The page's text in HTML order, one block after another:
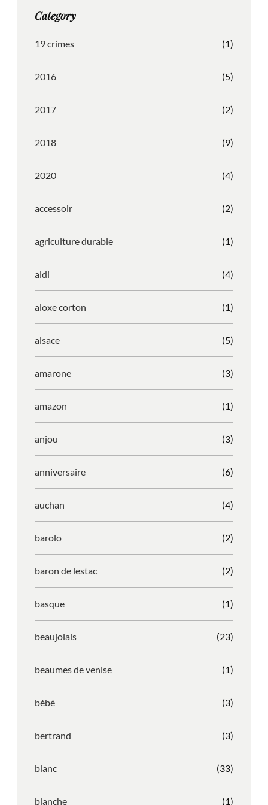
r
m
o
Category
19 crimes (1)
2016 (5)
2017 (2)
2018 (9)
2020 (4)
accessoir (2)
agriculture durable (1)
aldi (4)
aloxe corton (1)
alsace (5)
amarone (3)
amazon (1)
anjou (3)
anniversaire (6)
auchan (4)
barolo (2)
baron de lestac (2)
basque (1)
beaujolais (23)
beaumes de venise (1)
bébé (3)
bertrand (3)
blanc (33)
blanche (1)